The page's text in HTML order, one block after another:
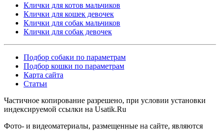
Клички для котов мальчиков
Клички для кошек девочек
Клички для собак мальчиков
Клички для собак девочек
Подбор собаки по параметрам
Подбор кошки по параметрам
Карта сайта
Статьи
Частичное копирование разрешено, при условии установки
индексируемой ссылки на Usatik.Ru
Фото- и видеоматериалы, размещенные на сайте, являются